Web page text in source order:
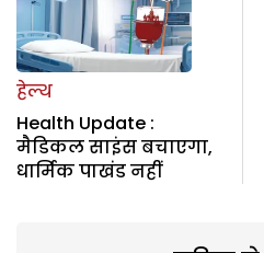
हेल्थ
Health Update :
मैडिकल साइंस बचाएगा,
धार्मिक पाखंड नहीं